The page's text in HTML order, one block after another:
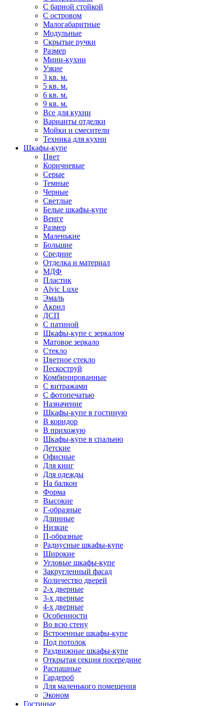
С барной стойкой
С островом
Малогабаритные
Модульные
Скрытые ручки
Размер
Мини-кухни
Узкие
3 кв. м.
5 кв. м.
6 кв. м.
9 кв. м.
Все для кухни
Варианты отделки
Мойки и смесители
Техника для кухни
Шкафы-купе
Цвет
Коричневые
Серые
Темные
Черные
Светлые
Белые шкафы-купе
Венге
Размер
Маленькие
Большие
Средние
Отделка и материал
МДФ
Пластик
Alvic Luxe
Эмаль
Акрил
ДСП
С патиной
Шкафы-купе с зеркалом
Матовое зеркало
Стекло
Цветное стекло
Пескоструй
Комбинированные
С витражами
С фотопечатью
Назначение
Шкафы-купе в гостиную
В коридор
В прихожую
Шкафы-купе в спальню
Детские
Офисные
Для книг
Для одежды
На балкон
Форма
Высокие
Г-образные
Длинные
Низкие
П-образные
Радиусные шкафы-купе
Широкие
Угловые шкафы-купе
Закругленный фасад
Количество дверей
2-х дверные
3-х дверные
4-х дверные
Особенности
Во всю стену
Встроенные шкафы-купе
Под потолок
Раздвижные шкафы-купе
Открытая секция посередине
Распашные
Гардероб
Для маленького помещения
Эконом
Гостиные